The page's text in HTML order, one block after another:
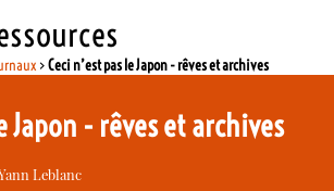
>Ceci n’est pas le Japon - rêves et archives
Japon - rêves et archives
Leblanc